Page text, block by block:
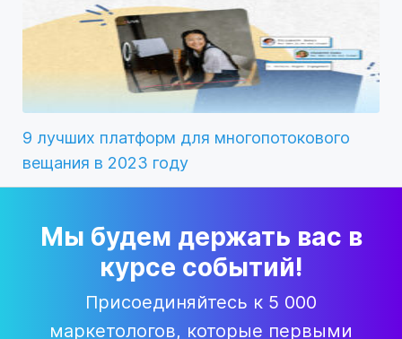
9 лучших платформ для многопотокового
вещания в 2023 году
Мы будем держать вас в
курсе событий!
Присоединяйтесь к 5 000
маркетологов, которые первыми